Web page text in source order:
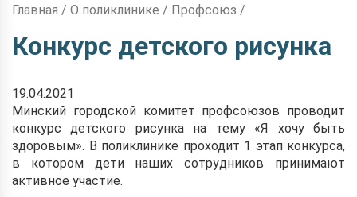
Главная / О поликлинике / Профсоюз /
Конкурс детского рисунка
19.04.2021
Минский городской комитет профсоюзов проводит
конкурс детского рисунка на тему «Я хочу быть
здоровым». В поликлинике проходит 1 этап конкурса,
в котором дети наших сотрудников принимают
активное участие.